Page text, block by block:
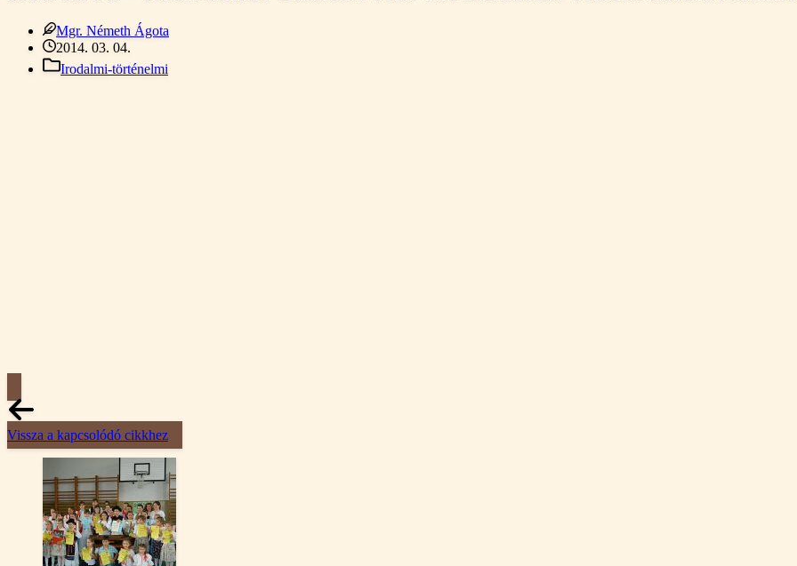
Mgr. Németh Ágota
2014. 03. 04.
Irodalmi-történelmi
Vissza a kapcsolódó cikkhez